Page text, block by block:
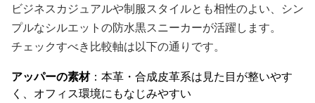
ビジネスカジュアルや制服スタイルとも相性のよい、シン
プルなシルエットの防水黒スニーカーが活躍します。
チェックすべき比較軸は以下の通りです。
アッパーの素材：本革・合成皮革系は見た目が整いやす
く、オフィス環境にもなじみやすい